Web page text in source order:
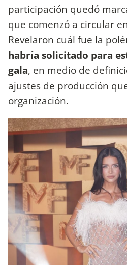
participación quedó
que comenzó a circular
Revelaron cuál fue la
habría solicitado para
gala, en medio de
ajustes de producción
organización.